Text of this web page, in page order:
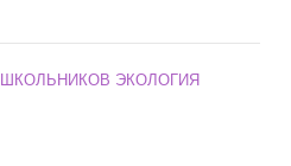
ЭКОЛОГИЯ